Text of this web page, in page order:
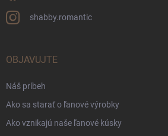
shabby.romantic
OBJAVUJTE
Náš príbeh
Ako sa starať o ľanové výrobky
Ako vznikajú naše ľanové kúsky